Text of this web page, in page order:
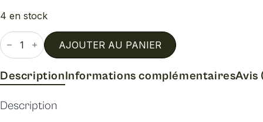
4 en stock
quantité
de
Courroie
AJOUTER AU PANIER
DescriptionInformations complémentairesAvis
Description